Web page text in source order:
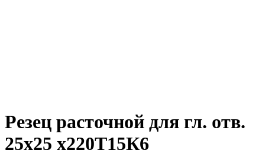
Резец расточной для гл. отв.
25х25 х220Т15К6